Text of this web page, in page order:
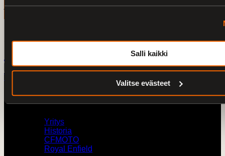
Salli kaikki
Valitse evästeet
jonka jälkeen tunnuksesi ja tilaushistoriasi löytyvät myös
Salasana
Unohditko salasanasi?
Sulje
V-Twin City Oy
Yritys
Historia
CFMOTO
Royal Enfield